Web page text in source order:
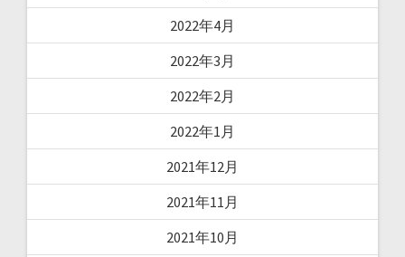
2022年4月
2022年3月
2022年2月
2022年1月
2021年12月
2021年11月
2021年10月